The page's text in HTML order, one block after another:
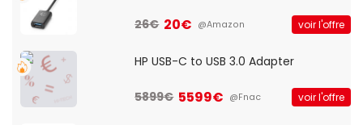
26€ 20€ @Amazon voir l'offre
HP USB-C to USB 3.0 Adapter
5899€ 5599€ @Fnac voir l'offre